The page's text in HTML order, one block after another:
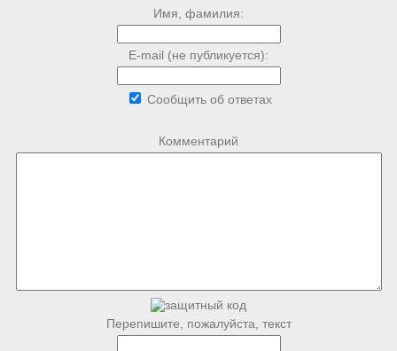
Имя, фамилия:
E-mail (не публикуется):
Сообщить об ответах
Комментарий
Перепишите, пожалуйста, текст